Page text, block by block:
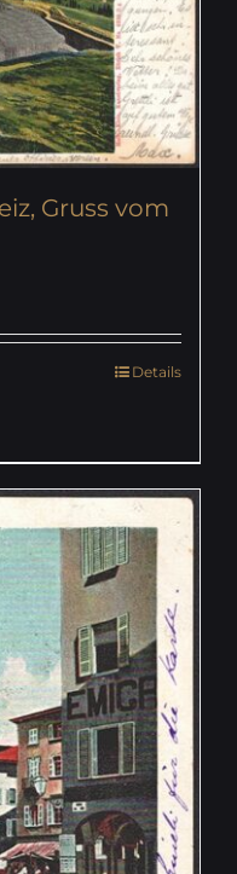
Gruss vom
Details